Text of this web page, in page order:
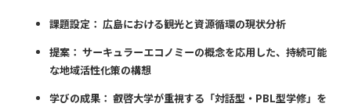
課題設定： 広島における観光と資源循環の現状分析
提案： サーキュラーエコノミーの概念を応用した、持続可能
な地域活性化策の構想
学びの成果： 叡啓大学が重視する「対話型・PBL型学修」を